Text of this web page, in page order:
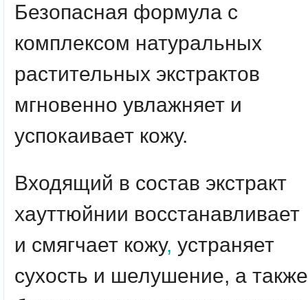
Безопасная формула с
комплексом натуральных
растительных экстрактов
мгновенно увлажняет и
успокаивает кожу.
Входящий в состав экстракт
хауттюйнии восстанавливает
и смягчает кожу, устраняет
сухость и шелушение, а также